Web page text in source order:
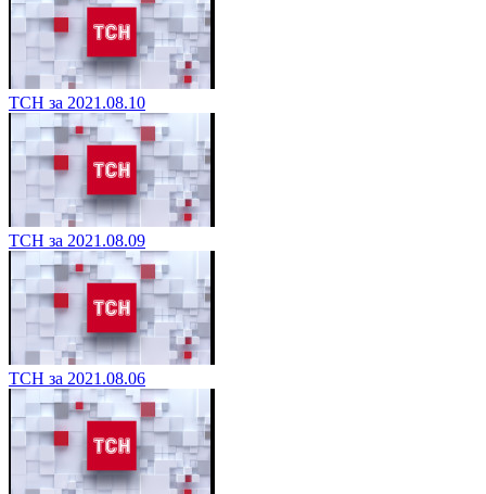
ТСН за 2021.08.10
ТСН за 2021.08.09
ТСН за 2021.08.06